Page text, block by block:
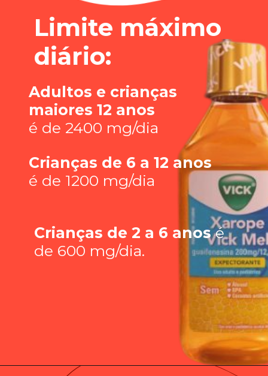
Limite máximo
diário:
Adultos e crianças
maiores 12 anos
é de 2400 mg/dia
Crianças de 6 a 12 anos
é de 1200 mg/dia
Crianças de 2 a 6 anos é
de 600 mg/dia.